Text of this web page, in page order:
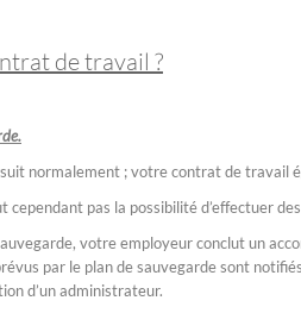
de travail ?
normalement ; votre contrat de travail
cependant pas la possibilité d’effectuer
votre employeur conclut un
par le plan de sauvegarde sont
d’un administrateur.